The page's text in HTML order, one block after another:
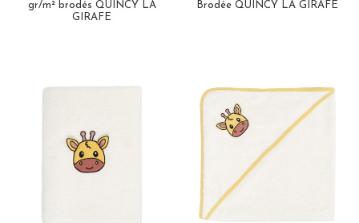
gr/m² brodés QUINCY LA
GIRAFE
Brodée QUINCY LA GIRAFE